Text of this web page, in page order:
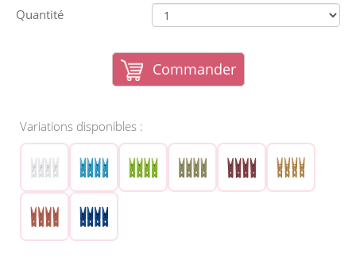
Quantité
Commander
Variations disponibles :